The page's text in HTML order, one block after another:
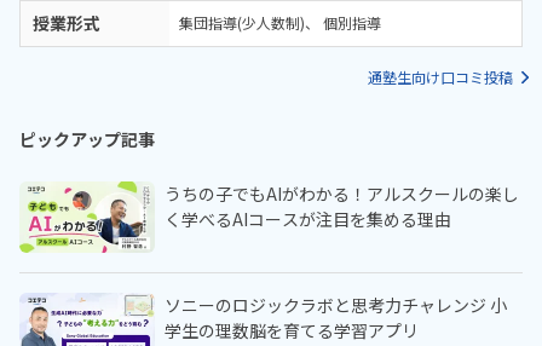
授業形式 集団指導(少人数制) 個別指導
通塾生向け口コミ投稿
ピックアップ記事
うちの子でもAIがわかる！アルスクールの楽し
く学べるAIコースが注目を集める理由
ソニーのロジックラボと思考力チャレンジ 小
学生の理数脳を育てる学習アプリ